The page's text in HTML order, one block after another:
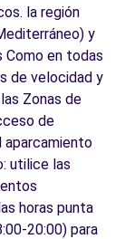
la región
y
Como en todas
de velocidad y
Zonas de
de
aparcamiento
utilice las
horas punta
20:00) para